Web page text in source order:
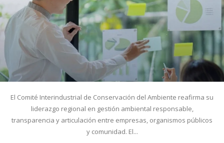
El Comité Interindustrial de Conservación del Ambiente reafirma su
liderazgo regional en gestión ambiental responsable,
transparencia y articulación entre empresas, organismos públicos
y comunidad. El...